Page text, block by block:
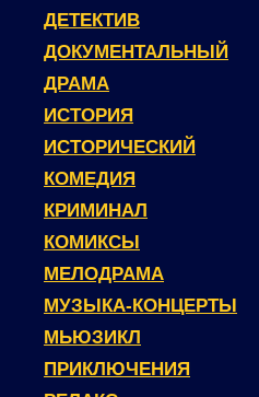
ДЕТЕКТИВ
ДОКУМЕНТАЛЬНЫЙ
ДРАМА
ИСТОРИЯ
ИСТОРИЧЕСКИЙ
КОМЕДИЯ
КРИМИНАЛ
КОМИКСЫ
МЕЛОДРАМА
МУЗЫКА-КОНЦЕРТЫ
МЬЮЗИКЛ
ПРИКЛЮЧЕНИЯ